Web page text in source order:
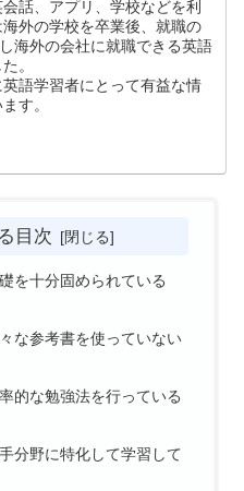
話、アプリ、学校などを利
外の学校を卒業後、就職の
海外の会社に就職できる英語
。
語学習者にとって有益な情
す。
目次
を十分固められている
な参考書を使っていない
的な勉強法を行っている
分野に特化して学習して